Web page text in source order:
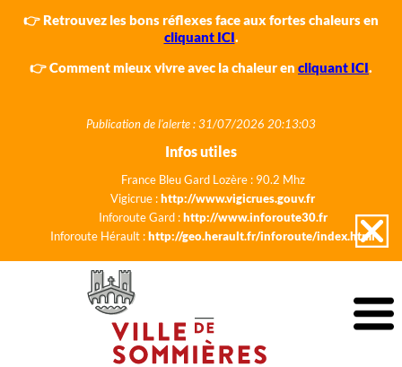
👉 Retrouvez les bons réflexes face aux fortes chaleurs en
cliquant ICI.
👉 Comment mieux vivre avec la chaleur en cliquant ICI.
Publication de l'alerte : 31/07/2026 20:13:03
Infos utiles
France Bleu Gard Lozère : 90.2 Mhz
Vigicrue :http://www.vigicrues.gouv.fr
Inforoute Gard :http://www.inforoute30.fr
Inforoute Hérault :http://geo.herault.fr/inforoute/index.html